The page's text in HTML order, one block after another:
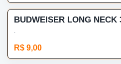
BUDWEISER LONG NECK
.
R$ 9,00